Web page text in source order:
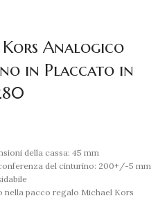
Analogico
in Placcato in
della cassa: 45 mm
del cinturino: 200+/-5 mm
nella pacco regalo Michael Kors